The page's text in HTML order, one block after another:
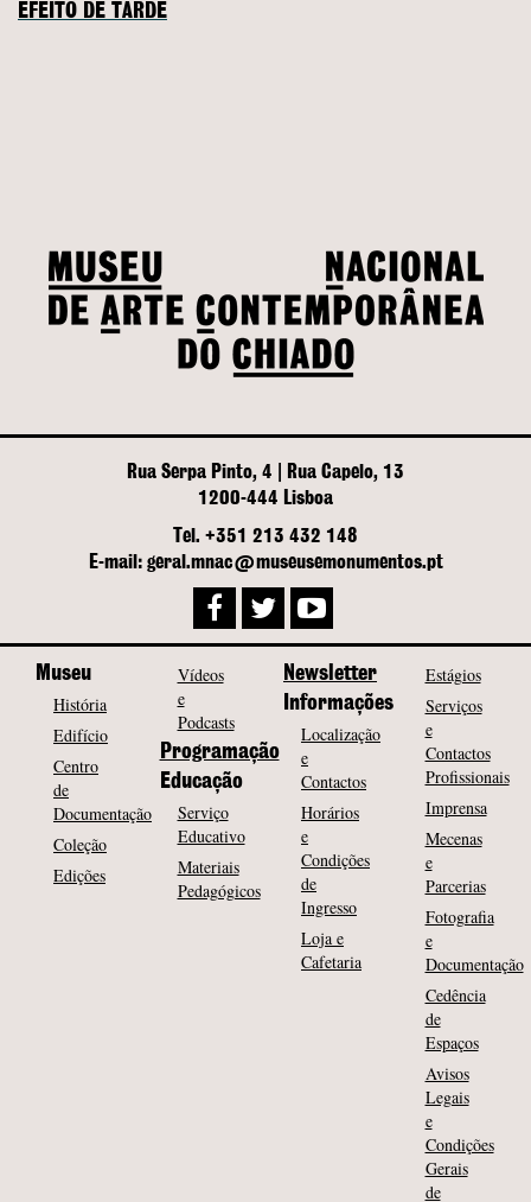
EFEITO DE TARDE
Rua Serpa Pinto, 4 | Rua Capelo, 13
1200-444 Lisboa
Tel. +351 213 432 148
E-mail: geral.mnac@museusemonumentos.pt
Museu
História
Edifício
Centro
de
Documentação
Coleção
Edições
Vídeos
e
Podcasts
Programação
Educação
Serviço
Educativo
Materiais
Pedagógicos
Newsletter
Informações
Localização
e
Contactos
Horários
e
Condições
de
Ingresso
Loja e
Cafetaria
Estágios
Serviços
e
Contactos
Profissionais
Imprensa
Mecenas
e
Parcerias
Fotografia
e
Documentação
Cedência
de
Espaços
Avisos
Legais
e
Condições
Gerais
de